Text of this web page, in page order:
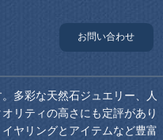
お問い合わせ
多彩な天然石ジュエリー、人
リティの高さにも定評があり
ヤリングとアイテムなど豊富